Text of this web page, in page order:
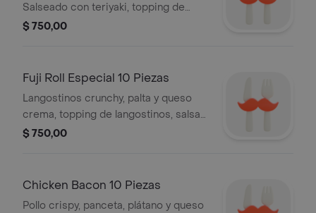
Salseado con teriyaki, topping de
cangrejo deshilachado con palta y
$ 750,00
Fuji Roll Especial 10 Piezas
Langostinos crunchy, palta y queso
crema, topping de langostinos, salsa
fuji y verdeo.
$ 750,00
Chicken Bacon 10 Piezas
Pollo crispy, panceta, plátano y queso